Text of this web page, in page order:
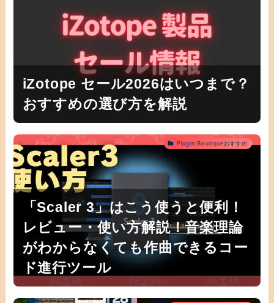
iZotope セール2026はいつまで？
おすすめの選び方を解説
Plugin Boutiqueおすすめ
「Scaler 3」はこう使うと便利！
レビュー・使い方解説！音楽理論
がわからなくても作曲できるコー
ド進行ツール